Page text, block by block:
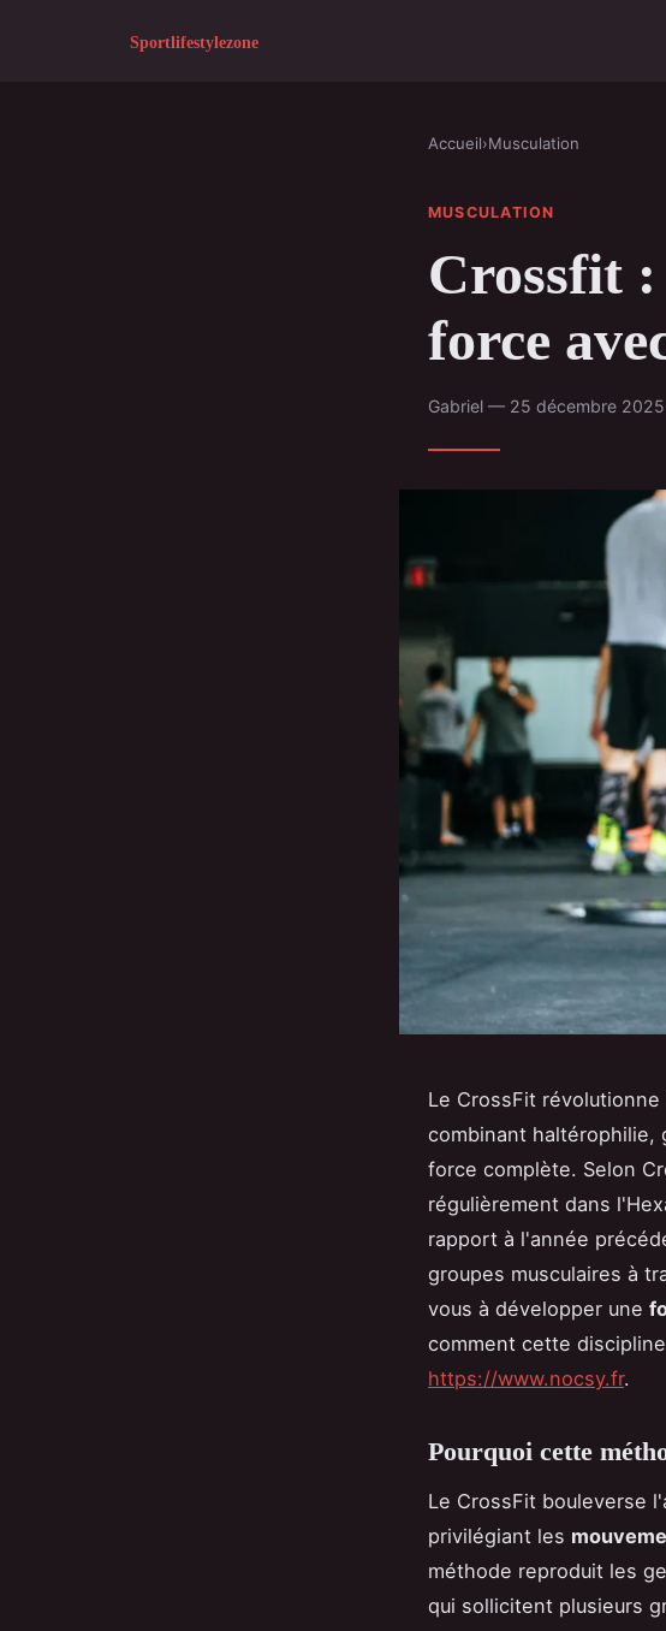
Accueil›Musculation
MUSCULATION
Crossfit :
force
Gabriel — 25 décembre
Le CrossFit
combinant haltérophilie,
force complète. Selon
régulièrement dans
rapport à l'année
groupes musculaires à
vous à développer une
comment cette
https://www.nocsy.fr.
Pourquoi cette
Le CrossFit bouleverse
privilégiant les
méthode reproduit les
qui sollicitent plusieurs